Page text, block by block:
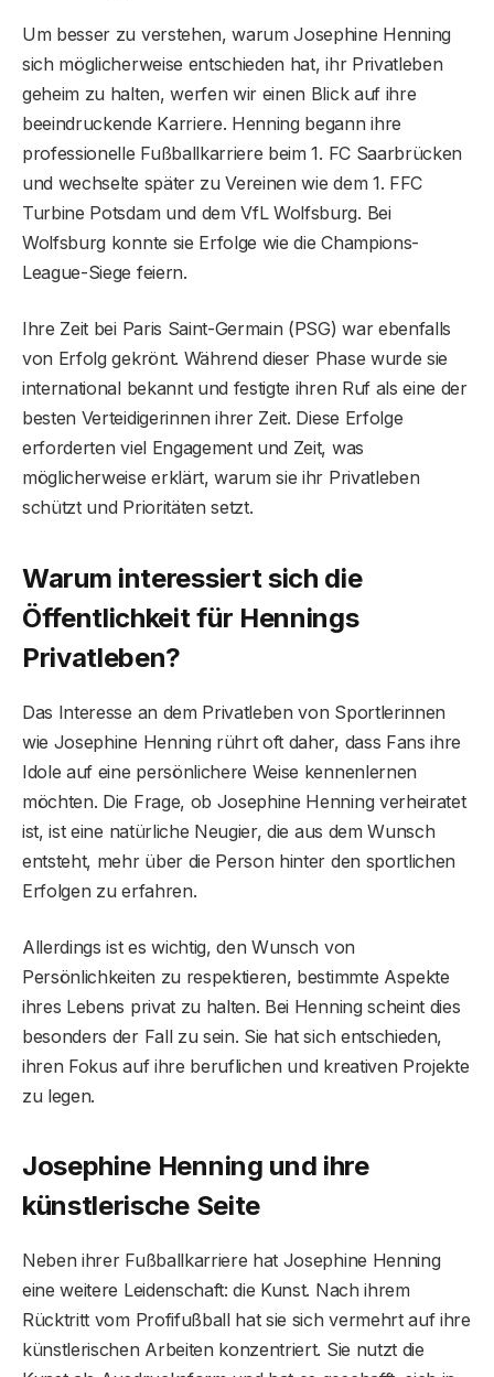
Um besser zu verstehen, warum Josephine Henning
sich möglicherweise entschieden hat, ihr Privatleben
geheim zu halten, werfen wir einen Blick auf ihre
beeindruckende Karriere. Henning begann ihre
professionelle Fußballkarriere beim 1. FC Saarbrücken
und wechselte später zu Vereinen wie dem 1. FFC
Turbine Potsdam und dem VfL Wolfsburg. Bei
Wolfsburg konnte sie Erfolge wie die Champions-
League-Siege feiern.
Ihre Zeit bei Paris Saint-Germain (PSG) war ebenfalls
von Erfolg gekrönt. Während dieser Phase wurde sie
international bekannt und festigte ihren Ruf als eine der
besten Verteidigerinnen ihrer Zeit. Diese Erfolge
erforderten viel Engagement und Zeit, was
möglicherweise erklärt, warum sie ihr Privatleben
schützt und Prioritäten setzt.
Warum interessiert sich die
Öffentlichkeit für Hennings
Privatleben?
Das Interesse an dem Privatleben von Sportlerinnen
wie Josephine Henning rührt oft daher, dass Fans ihre
Idole auf eine persönlichere Weise kennenlernen
möchten. Die Frage, ob Josephine Henning verheiratet
ist, ist eine natürliche Neugier, die aus dem Wunsch
entsteht, mehr über die Person hinter den sportlichen
Erfolgen zu erfahren.
Allerdings ist es wichtig, den Wunsch von
Persönlichkeiten zu respektieren, bestimmte Aspekte
ihres Lebens privat zu halten. Bei Henning scheint dies
besonders der Fall zu sein. Sie hat sich entschieden,
ihren Fokus auf ihre beruflichen und kreativen Projekte
zu legen.
Josephine Henning und ihre
künstlerische Seite
Neben ihrer Fußballkarriere hat Josephine Henning
eine weitere Leidenschaft: die Kunst. Nach ihrem
Rücktritt vom Profifußball hat sie sich vermehrt auf ihre
künstlerischen Arbeiten konzentriert. Sie nutzt die